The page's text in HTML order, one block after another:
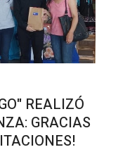
REALIZÓ
GRACIAS